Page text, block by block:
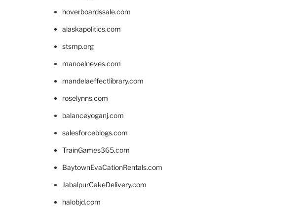
hoverboardssale.com
alaskapolitics.com
stsmp.org
manoelneves.com
mandelaeffectlibrary.com
roselynns.com
balanceyoganj.com
salesforceblogs.com
TrainGames365.com
BaytownEvaCationRentals.com
JabalpurCakeDelivery.com
halobjd.com